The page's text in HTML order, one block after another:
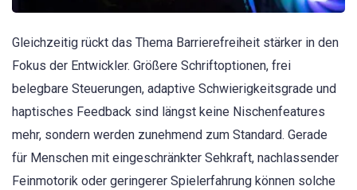
Gleichzeitig rückt das Thema Barrierefreiheit stärker in den
Fokus der Entwickler. Größere Schriftoptionen, frei
belegbare Steuerungen, adaptive Schwierigkeitsgrade und
haptisches Feedback sind längst keine Nischenfeatures
mehr, sondern werden zunehmend zum Standard. Gerade
für Menschen mit eingeschränkter Sehkraft, nachlassender
Feinmotorik oder geringerer Spielerfahrung können solche